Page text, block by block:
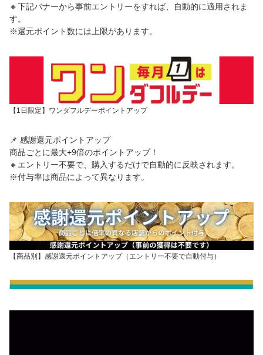
🔸下記バナーから事前エントリーをすれば、自動的に適用されま
す。
※還元ポイント数には上限があります。
【1日限定】ワンダフルデーポイントアップ
📌 感謝還元ポイントアップ
商品ごとに最大+9倍のポイントアップ！
🔸エントリー不要で、購入するだけで自動的に反映されます。
※付与率は商品によって異なります。
【商品別】感謝還元ポイントアップ（エントリー不要で自動付与）